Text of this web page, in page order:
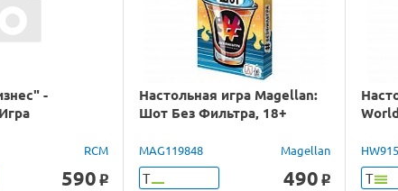
-
RCM
590 o
Настольная игра Magellan:
Шот Без Фильтра, 18+
MAG119848 Magellan
Т 490 o Т